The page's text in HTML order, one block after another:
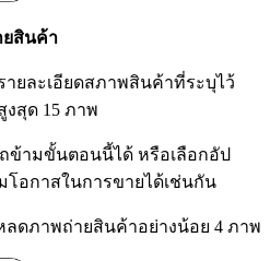
สินค้า
ยละเอียดสภาพสินค้าที่ระบุไว้
สุด 15 ภาพ
ข้ามขั้นตอนนี้ได้ หรือเลือกอัป
โอกาสในการขายได้เช่นกัน
ดภาพถ่ายสินค้าอย่างน้อย 4 ภาพ